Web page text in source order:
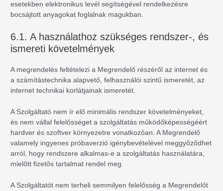
esetekben elektronikus levél segítségével rendelkezésre
bocsájtott anyagokat foglalnak magukban.
6.1. A használathoz szükséges rendszer-, és
ismereti követelmények
A megrendelés feltételezi a Megrendelő részéről az internet és
a számítástechnika alapvető, felhasználói szintű ismeretét, az
internet technikai korlátjainak ismeretét.
A Szolgáltató nem ír elő minimális rendszer követelményeket,
és nem vállal felelősséget a szolgáltatás működőképességéért
hardver és szoftver környezetre vonatkozóan. A Megrendelő
valamely ingyenes próbaverzió igénybevételével meggyőződhet
arról, hogy rendszere alkalmas-e a szolgáltatás használatára,
mielőtt fizetős tartalmat rendel meg.
A Szolgáltatót nem terheli semmilyen felelősség a Megrendelőt